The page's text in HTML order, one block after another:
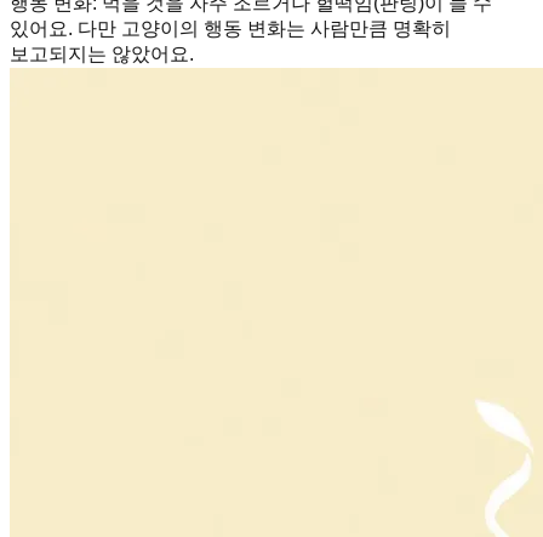
있어요. 다만 고양이의 행동 변화는 사람만큼 명확히
보고되지는 않았어요.